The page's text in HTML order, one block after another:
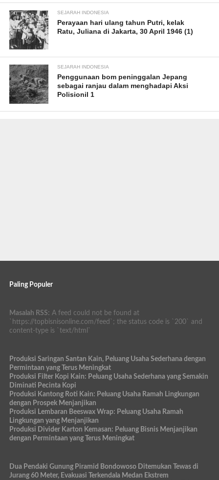
SEJARAH INDONESIA
Perayaan hari ulang tahun Putri, kelak
Ratu, Juliana di Jakarta, 30 April 1946 (1)
SEJARAH INDONESIA
Penggunaan bom peninggalan Jepang
sebagai ranjau dalam menghadapi Aksi
Polisionil 1
Paling Populer
Masalah RSS: A feed could not be found at
`https://topbisnisonline.com/feed`; the status code is `200` and
content-type is `text/html`
Produksi Saringan Santan Kain, Peluang Usaha Sederhana dengan
Permintaan yang Terus Meningkat
Produksi Filter Kopi Kain: Peluang Usaha Sederhana yang Semakin
Diminati Pecinta Kopi
Produksi Kantong Roti Kain: Peluang Usaha Ramah Lingkungan
dengan Prospek Menjanjikan
Produksi Lembaran Beeswax Wrap: Peluang Usaha Ramah
Lingkungan yang Menjanjikan
Produksi Divider Karton Kemasan: Peluang Bisnis Menjanjikan
dengan Permintaan yang Terus Meningkat
Dua Pendaki Gunung Piramid Bondowoso Ditemukan Tewas di
Jurang 60 Meter, Evakuasi Terkendala Medan Ekstrem